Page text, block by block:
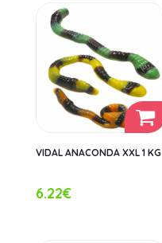
VIDAL ANACONDA XXL 1 KG
6.22€